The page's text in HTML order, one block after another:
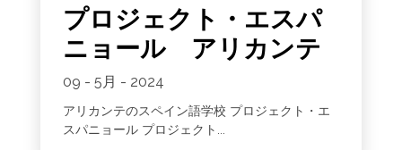
プロジェクト・エスパ
ニョール アリカンテ
09 - 5月 - 2024
アリカンテのスペイン語学校 プロジェクト・エ
スパニョール プロジェクト...